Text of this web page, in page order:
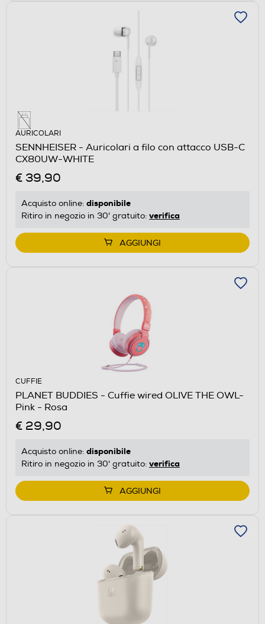
AURICOLARI
SENNHEISER - Auricolari a filo con attacco USB-C
CX80UW-WHITE
€ 39,90
Acquisto online: disponibile
Ritiro in negozio in 30' gratuito: verifica
AGGIUNGI
CUFFIE
PLANET BUDDIES - Cuffie wired OLIVE THE OWL-
Pink - Rosa
€ 29,90
Acquisto online: disponibile
Ritiro in negozio in 30' gratuito: verifica
AGGIUNGI